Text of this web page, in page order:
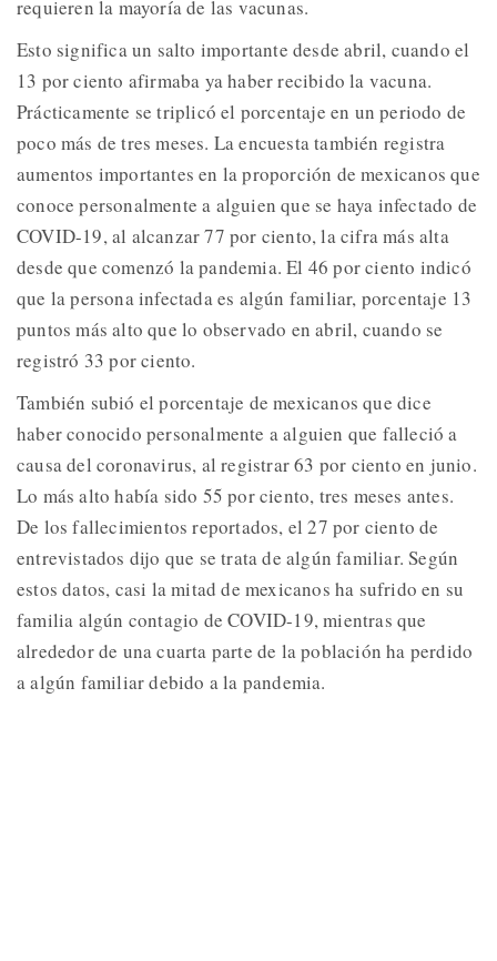
requieren la mayoría de las vacunas.
Esto significa un salto importante desde abril, cuando el
13 por ciento afirmaba ya haber recibido la vacuna.
Prácticamente se triplicó el porcentaje en un periodo de
poco más de tres meses. La encuesta también registra
aumentos importantes en la proporción de mexicanos que
conoce personalmente a alguien que se haya infectado de
COVID-19, al alcanzar 77 por ciento, la cifra más alta
desde que comenzó la pandemia. El 46 por ciento indicó
que la persona infectada es algún familiar, porcentaje 13
puntos más alto que lo observado en abril, cuando se
registró 33 por ciento.
También subió el porcentaje de mexicanos que dice
haber conocido personalmente a alguien que falleció a
causa del coronavirus, al registrar 63 por ciento en junio.
Lo más alto había sido 55 por ciento, tres meses antes.
De los fallecimientos reportados, el 27 por ciento de
entrevistados dijo que se trata de algún familiar. Según
estos datos, casi la mitad de mexicanos ha sufrido en su
familia algún contagio de COVID-19, mientras que
alrededor de una cuarta parte de la población ha perdido
a algún familiar debido a la pandemia.